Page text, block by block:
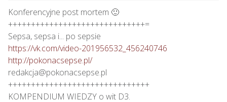
Konferencyjne post mortem 🙂
++++++++++++++++++++++++++++++=
https://vk.com/video-201956532_456240746
http://pokonacsepse.pl/
redakcja@pokonacsepse.pl
+++++++++++++++++++++++++++++++